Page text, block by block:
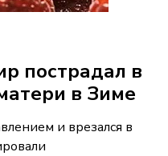
пострадал в
в Зиме
и врезался в